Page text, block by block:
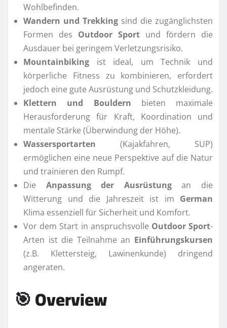
Wohlbefinden.
Wandern und Trekking sind die zugänglichsten
Formen des Outdoor Sport und fördern die
Ausdauer bei geringem Verletzungsrisiko.
Mountainbiking ist ideal, um Technik und
körperliche Fitness zu kombinieren, erfordert
jedoch eine gute Ausrüstung und Schutzkleidung.
Klettern und Bouldern bieten maximale
Herausforderung für Kraft, Koordination und
mentale Stärke (Überwindung der Höhe).
Wassersportarten (Kajakfahren, SUP)
ermöglichen eine neue Perspektive auf die Natur
und trainieren den Rumpf.
Die Anpassung der Ausrüstungan die
Witterung und die Jahreszeit ist im German
Klima essenziell für Sicherheit und Komfort.
Vor dem Start in anspruchsvolle Outdoor Sport-
Arten ist die Teilnahme an Einführungskursen
(z.B. Klettersteig, Lawinenkunde) dringend
angeraten.
🎯 Overview